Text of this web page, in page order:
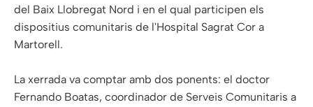
del Baix Llobregat Nord i en el qual participen els
dispositius comunitaris de l'Hospital Sagrat Cor a
Martorell.
La xerrada va comptar amb dos ponents: el doctor
Fernando Boatas, coordinador de Serveis Comunitaris a